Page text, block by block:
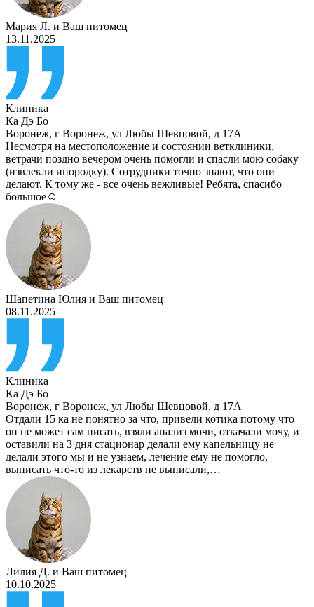
Мария Л. и Ваш питомец
13.11.2025
Клиника
Ка Дэ Бо
Воронеж, г Воронеж, ул Любы Шевцовой, д 17А
Несмотря на местоположение и состоянии ветклиники,
ветрачи поздно вечером очень помогли и спасли мою собаку
(извлекли инородку). Сотрудники точно знают, что они
делают. К тому же - все очень вежливые! Ребята, спасибо
большое☺️
Шапетина Юлия и Ваш питомец
08.11.2025
Клиника
Ка Дэ Бо
Воронеж, г Воронеж, ул Любы Шевцовой, д 17А
Отдали 15 ка не понятно за что, привели котика потому что
он не может сам писать, взяли анализ мочи, откачали мочу, и
оставили на 3 дня стационар делали ему капельницу не
делали этого мы и не узнаем, лечение ему не помогло,
выписать что-то из лекарств не выписали,…
Лилия Д. и Ваш питомец
10.10.2025